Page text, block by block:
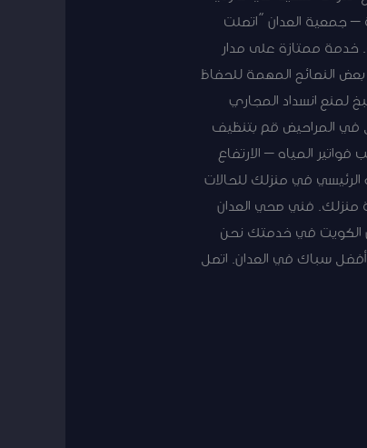
– جمعية العدان “اتصلت
ممتازة على مدار
النصائح المهمة للحفاظ
لمنع انسداد المجاري
في المراحيض قم بتنظيف
المياه – الارتفاع
في منزلك للحالات
منزلك. فني صحي العدان
الكويت في خدمتك نحن
سباك في العدان. اتصل